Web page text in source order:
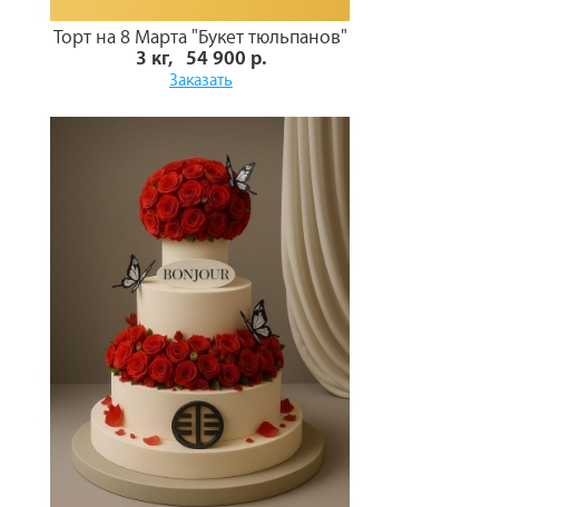
Торт на 8 Марта "Букет тюльпанов"
3 кг, 54 900 р.
Заказать